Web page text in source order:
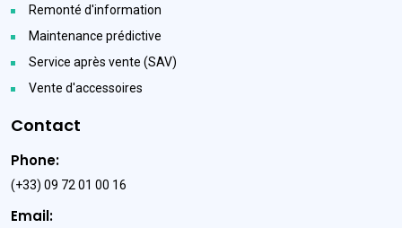
Remonté d'information
Maintenance prédictive
Service après vente (SAV)
Vente d'accessoires
Contact
Phone:
(+33) 09 72 01 00 16
Email: